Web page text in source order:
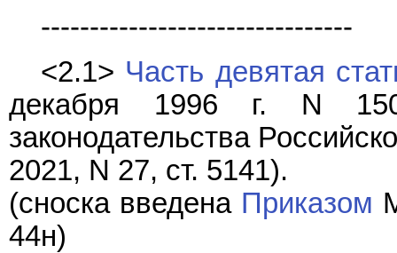
--------------------------------
<2.1> Часть девятая
декабря 1996 г. N
законодательства
2021, N 27, ст. 5141).
(сноска введена Приказом
44н)